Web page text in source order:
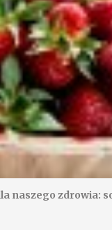
naszego zdrowia: